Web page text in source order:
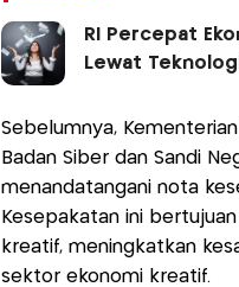
RI Percepat
Lewat
Sebelumnya,
Badan Siber dan Sandi
menandatangani nota
Kesepakatan ini
kreatif, meningkatkan
sektor ekonomi kreatif.